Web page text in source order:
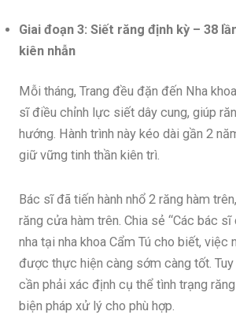
Giai đoạn 3: Siết răng định kỳ – 38
kiên nhẫn
Mỗi tháng, Trang đều đặn đến Nha
sĩ điều chỉnh lực siết dây cung, giúp
hướng. Hành trình này kéo dài gần 2
giữ vững tinh thần kiên trì.
Bác sĩ đã tiến hành nhổ 2 răng hàm
răng cửa hàm trên. Chia sẻ “Các bác
nha tại nha khoa Cẩm Tú cho biết, việc
được thực hiện càng sớm càng tốt.
cần phải xác định cụ thể tình trạng
biện pháp xử lý cho phù hợp.